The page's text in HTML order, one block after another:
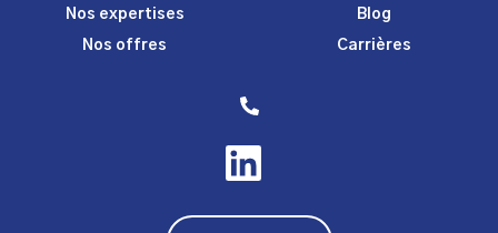
Nos expertises
Nos offres
Blog
Carrières